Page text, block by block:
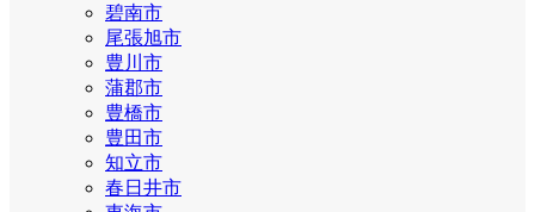
碧南市
尾張旭市
豊川市
蒲郡市
豊橋市
豊田市
知立市
春日井市